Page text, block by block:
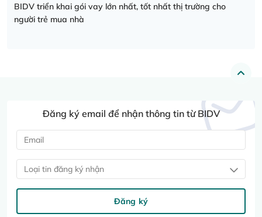
BIDV triển khai gói vay lớn nhất, tốt nhất thị trường cho
người trẻ mua nhà
Đăng ký email để nhận thông tin từ BIDV
Loại tin đăng ký nhận
Đăng ký